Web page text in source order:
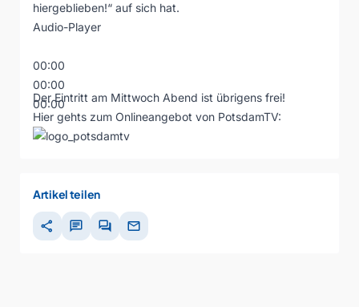
hiergeblieben!“ auf sich hat.
Audio-Player
00:00
00:00
00:00
Der Eintritt am Mittwoch Abend ist übrigens frei!
Hier gehts zum Onlineangebot von PotsdamTV:
Artikel teilen
share chat forum mail